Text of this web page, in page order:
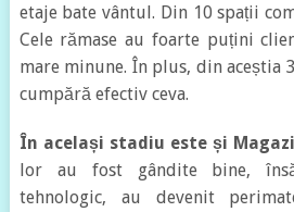
etaje bate vântul. Din 10 spații
Cele rămase au foarte puțini
mare minune. În plus, din aceștia
cumpără efectiv ceva.
În același stadiu este și
lor au fost gândite bine,
tehnologic, au devenit